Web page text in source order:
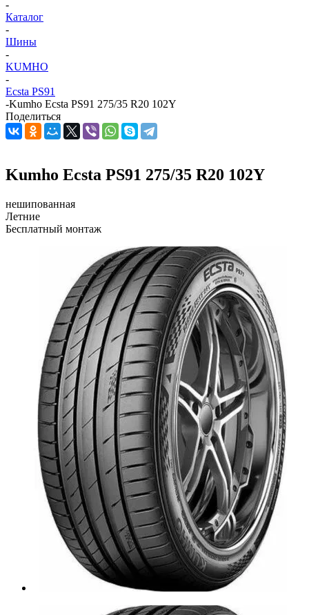
-
Каталог
-
Шины
-
KUMHO
-
Ecsta PS91
-Kumho Ecsta PS91 275/35 R20 102Y
Поделиться
Kumho Ecsta PS91 275/35 R20 102Y
нешипованная
Летние
Бесплатный монтаж